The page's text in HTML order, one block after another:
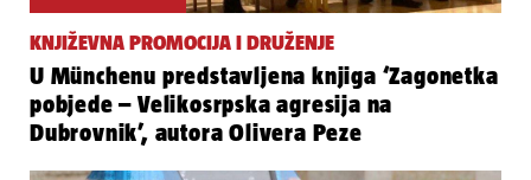
KNJIŽEVNA PROMOCIJA I DRUŽENJE
U Münchenu predstavljena knjiga ‘Zagonetka
pobjede – Velikosrpska agresija na
Dubrovnik’, autora Olivera Peze